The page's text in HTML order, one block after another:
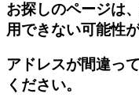
お探しのページは
用できない可能性
アドレスが間違っ
ください。